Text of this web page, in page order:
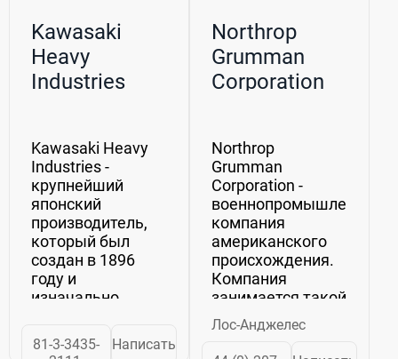
Kawasaki
Heavy
Industries
Kawasaki Heavy
Industries -
крупнейший
японский
производитель,
который был
создан в 1896
году и
изначально
исключительно
судостроением.
81-3-3435-
Написать
Northrop
Grumman
Corporation
Northrop
Grumman
Corporation -
военнопромышленная
компания
американского
происхождения.
Компания
занимается такой
деятельностью,
как:
авиастроение,
Лос-Анджелес